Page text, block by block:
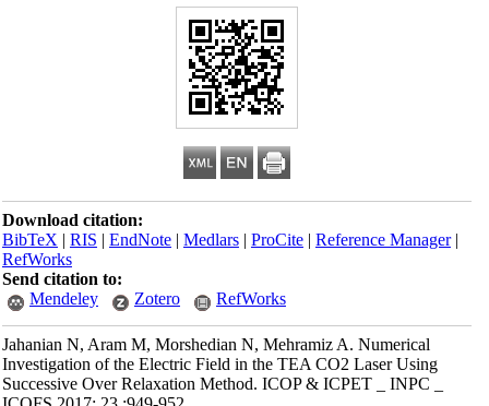
Download citation:
BibTeX|RIS|EndNote|Medlars|ProCite|Reference Manager
RefWorks
Send citation to:
Mendeley
Zotero RefWorks
Jahanian N, Aram M, Morshedian N, Mehramiz A. Numerical
Investigation of the Electric Field in the TEA CO2 Laser Using
Successive Over Relaxation Method. ICOP & ICPET _ INPC _